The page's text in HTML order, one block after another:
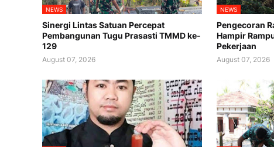
NEWS
Sinergi Lintas Satuan Percepat
Pembangunan Tugu Prasasti TMMD ke-
129
August 07, 2026
NEWS
Pengecoran
Hampir
Pekerjaan
August 07, 2026